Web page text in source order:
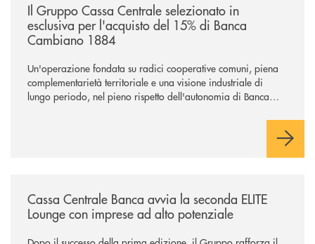
Il Gruppo Cassa Centrale selezionato in
esclusiva per l'acquisto del 15% di Banca
Cambiano 1884
Un'operazione fondata su radici cooperative comuni, piena
complementarietà territoriale e una visione industriale di
lungo periodo, nel pieno rispetto dell'autonomia di Banca
negoziazione esclusiva per la finalizzazione dell’operazione.
Cassa Centrale Banca avvia la seconda ELITE
Lounge con imprese ad alto potenziale